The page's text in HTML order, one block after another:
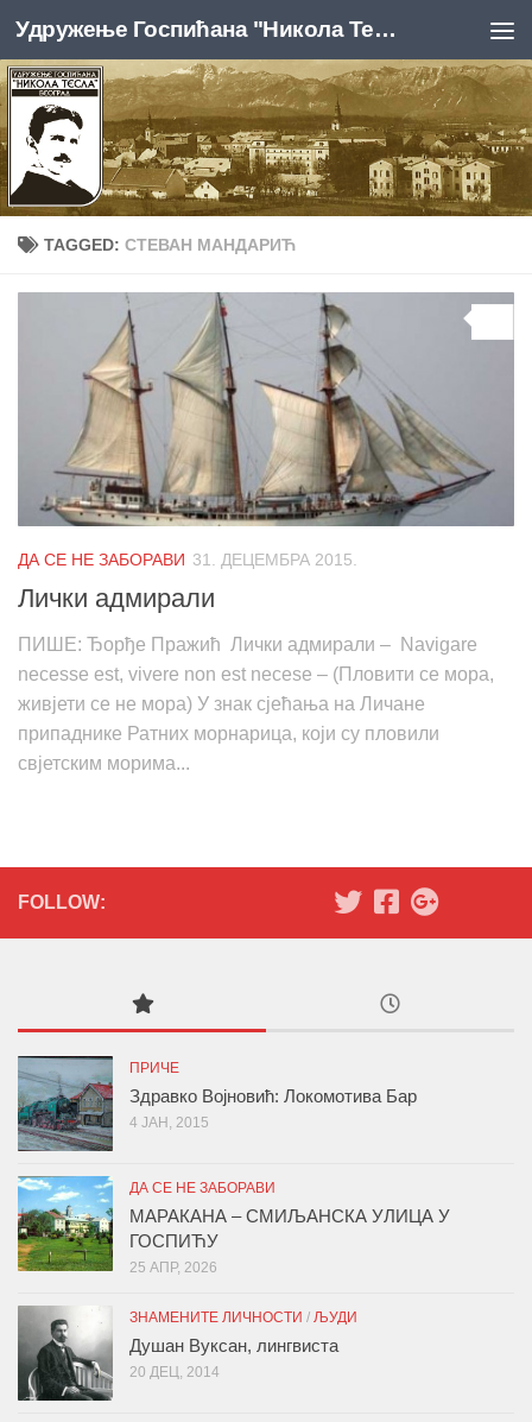
Skip to content Удружење Госпићана "Никола Тесла", Београд
TAGGED: СТЕВАН МАНДАРИЋ
ДА СЕ НЕ ЗАБОРАВИ 31. ДЕЦЕМБРА 2015.
Лички адмирали
ПИШЕ: Ђорђе Пражић Лички адмирали – Navigare
necesse est, vivere non est necese – (Пловити се мора,
живјети се не мора) У знак сјећања на Личане
припаднике Ратних морнарица, који су пловили
свјетским морима...
FOLLOW:
ПРИЧЕ
Здравко Војновић: Локомотива Бар
4 ЈАН, 2015
ДА СЕ НЕ ЗАБОРАВИ
МАРАКАНА – СМИЉАНСКА УЛИЦА У
ГОСПИЋУ
25 АПР, 2026
ЗНАМЕНИТЕ ЛИЧНОСТИ / ЉУДИ
Душан Вуксан, лингвиста
20 ДЕЦ, 2014